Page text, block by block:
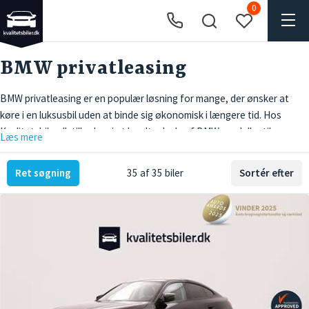
0
BMW privatleasing
BMW privatleasing er en populær løsning for mange, der ønsker at
køre i en luksusbil uden at binde sig økonomisk i længere tid. Hos
Kvalitetsbiler.dk tilbyder vi et bredt udvalg af BMW-modeller til
der passer bedst til dine behov. Med mere end 40 års erfaring i
bilbranchen og en familieejet virksomhed, der sætter kvalitet og
kundetilfredshed i højsædet, er vi det oplagte valg, når du skal
privatlease en BMW. Vores engagement og omfattende udvalg gør det
nemt for dig at finde den perfekte BMW til privatleasing.
BMW privatleasing giver dig mulighed for at køre i en luksusbil uden at
bekymre dig om bilens værditab, hvilket gør det til en ideel løsning for
Læs mere
Ret søgning 35 af 35 biler Sortér efter